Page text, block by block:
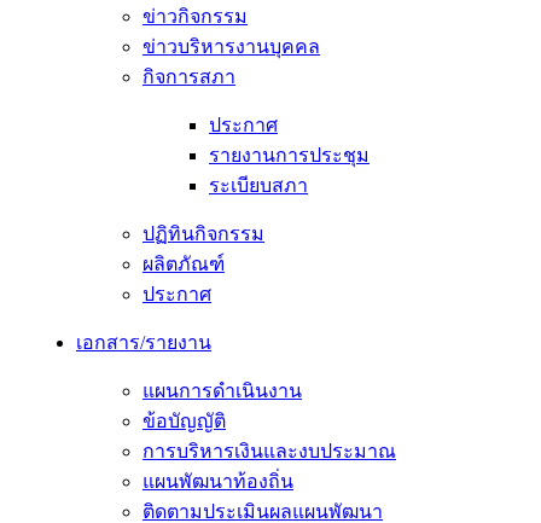
ข่าวกิจกรรม
ข่าวบริหารงานบุคคล
กิจการสภา
ประกาศ
รายงานการประชุม
ระเบียบสภา
ปฏิทินกิจกรรม
ผลิตภัณฑ์
ประกาศ
เอกสาร/รายงาน
แผนการดำเนินงาน
ข้อบัญญัติ
การบริหารเงินและงบประมาณ
แผนพัฒนาท้องถิ่น
ติดตามประเมินผลแผนพัฒนา